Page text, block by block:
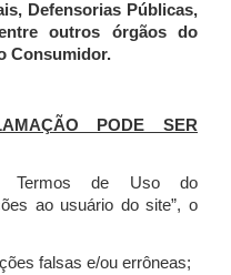
Defensorias Públicas,
outros órgãos do
Consumidor.
PODE SER
Termos de Uso do
ao usuário do site”, o
falsas e/ou errôneas;